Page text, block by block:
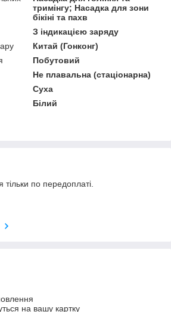
тримінгу; Насадка для зони
бікіні та пахв
З індикацією заряду
Китай (Гонконг)
Побутовий
Не плавальна (стаціонарна)
Суха
Білий
тільки по передоплаті.
на вашу картку